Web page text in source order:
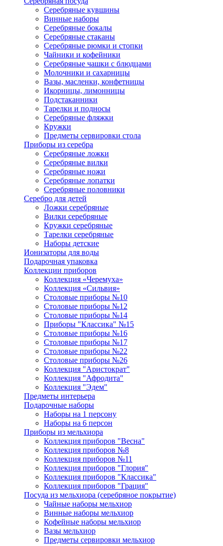
Серебряные кувшины
Винные наборы
Серебряные бокалы
Серебряные стаканы
Серебряные рюмки и стопки
Чайники и кофейники
Серебряные чашки с блюдцами
Молочники и сахарницы
Вазы, масленки, конфетницы
Икорницы, лимонницы
Подстаканники
Тарелки и подносы
Серебряные фляжки
Кружки
Предметы сервировки стола
Приборы из серебра
Серебряные ложки
Серебряные вилки
Серебряные ножи
Серебряные лопатки
Серебряные половники
Серебро для детей
Ложки серебряные
Вилки серебряные
Кружки серебряные
Тарелки серебряные
Наборы детские
Ионизаторы для воды
Подарочная упаковка
Коллекции приборов
Коллекция «Черемуха»
Коллекция «Сильвия»
Столовые приборы №10
Столовые приборы №12
Столовые приборы №14
Приборы "Классика" №15
Столовые приборы №16
Столовые приборы №17
Столовые приборы №22
Столовые приборы №26
Коллекция "Аристократ"
Коллекция "Афродита"
Коллекция "Эдем"
Предметы интерьера
Подарочные наборы
Наборы на 1 персону
Наборы на 6 персон
Приборы из мельхиора
Коллекция приборов "Весна"
Коллекция приборов №8
Коллекция приборов №11
Коллекция приборов "Глория"
Коллекция приборов "Классика"
Коллекция приборов "Грация"
Посуда из мельхиора (серебряное покрытие)
Чайные наборы мельхиор
Винные наборы мельхиор
Кофейные наборы мельхиор
Вазы мельхиор
Предметы сервировки мельхиор